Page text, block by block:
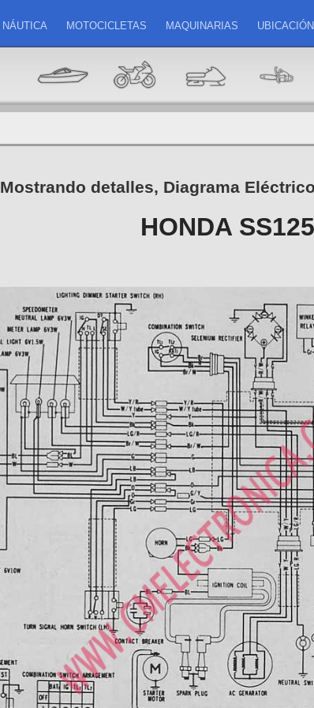
NÁUTICA MOTOCICLETAS MAQUINARIAS UBICACIÓN
Mostrando detalles, Diagrama
HONDA SS125